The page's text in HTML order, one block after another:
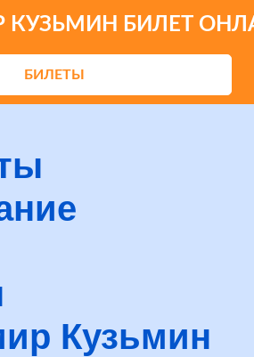
КУЗЬМИН БИЛЕТ
БИЛЕТЫ
Кузьмин